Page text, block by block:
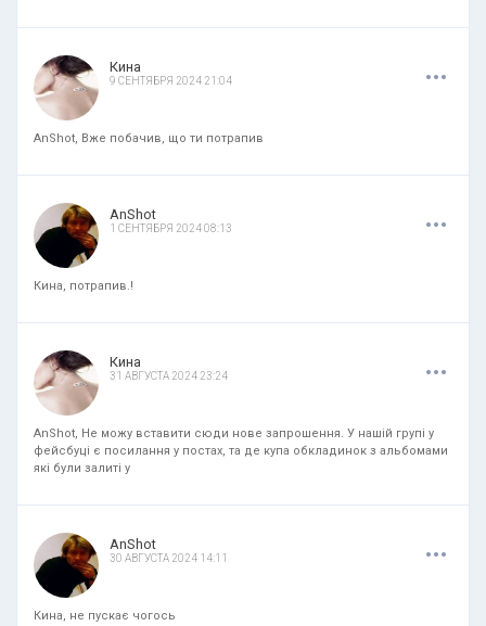
Кина
9 СЕНТЯБРЯ 2024 21:04 ...
AnShot, Вже побачив, що ти потрапив
AnShot
1 СЕНТЯБРЯ 2024 08:13 ...
Кина, потрапив.!
Кина
31 АВГУСТА 2024 23:24 ...
AnShot, Не можу вставити сюди нове запрошення. У нашій групі у
фейсбуці є посилання у постах, та де купа обкладинок з альбомами
які були залиті у
AnShot
30 АВГУСТА 2024 14:11 ...
Кина, не пускає чогось